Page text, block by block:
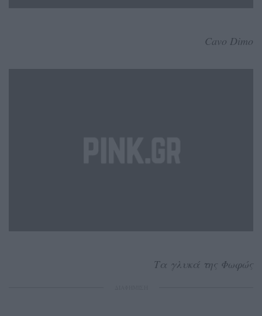
Cavo Dimo
Tα γλυκά της Φωφώς